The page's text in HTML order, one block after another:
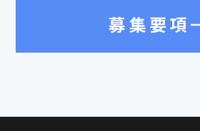
募集要項